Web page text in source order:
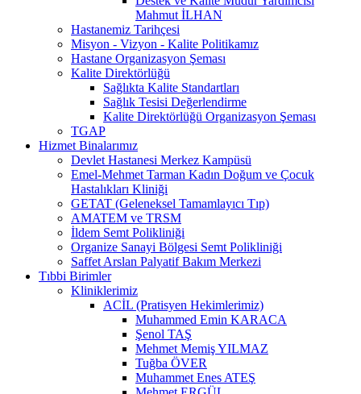
Mahmut İLHAN
Hastanemiz Tarihçesi
Misyon - Vizyon - Kalite Politikamız
Hastane Organizasyon Şeması
Kalite Direktörlüğü
Sağlıkta Kalite Standartları
Sağlık Tesisi Değerlendirme
Kalite Direktörlüğü Organizasyon Şeması
TGAP
Hizmet Binalarımız
Devlet Hastanesi Merkez Kampüsü
Emel-Mehmet Tarman Kadın Doğum ve Çocuk
Hastalıkları Kliniği
GETAT (Geleneksel Tamamlayıcı Tıp)
AMATEM ve TRSM
İldem Semt Polikliniği
Organize Sanayi Bölgesi Semt Polikliniği
Saffet Arslan Palyatif Bakım Merkezi
Tıbbi Birimler
Kliniklerimiz
ACİL (Pratisyen Hekimlerimiz)
Muhammed Emin KARACA
Şenol TAŞ
Mehmet Memiş YILMAZ
Tuğba ÖVER
Muhammet Enes ATEŞ